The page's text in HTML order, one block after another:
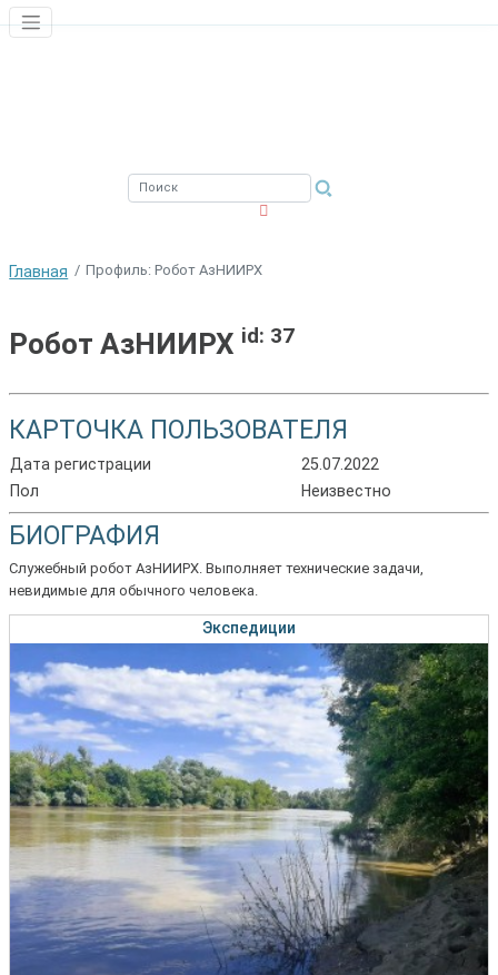
Главная Профиль: Робот АзНИИРХ
Робот АзНИИРХ id: 37
КАРТОЧКА ПОЛЬЗОВАТЕЛЯ
Дата регистрации
25.07.2022
Пол
Неизвестно
БИОГРАФИЯ
Служебный робот АзНИИРХ. Выполняет технические задачи,
невидимые для обычного человека.
Экспедиции